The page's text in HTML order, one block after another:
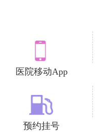
医院移动App
预约挂号